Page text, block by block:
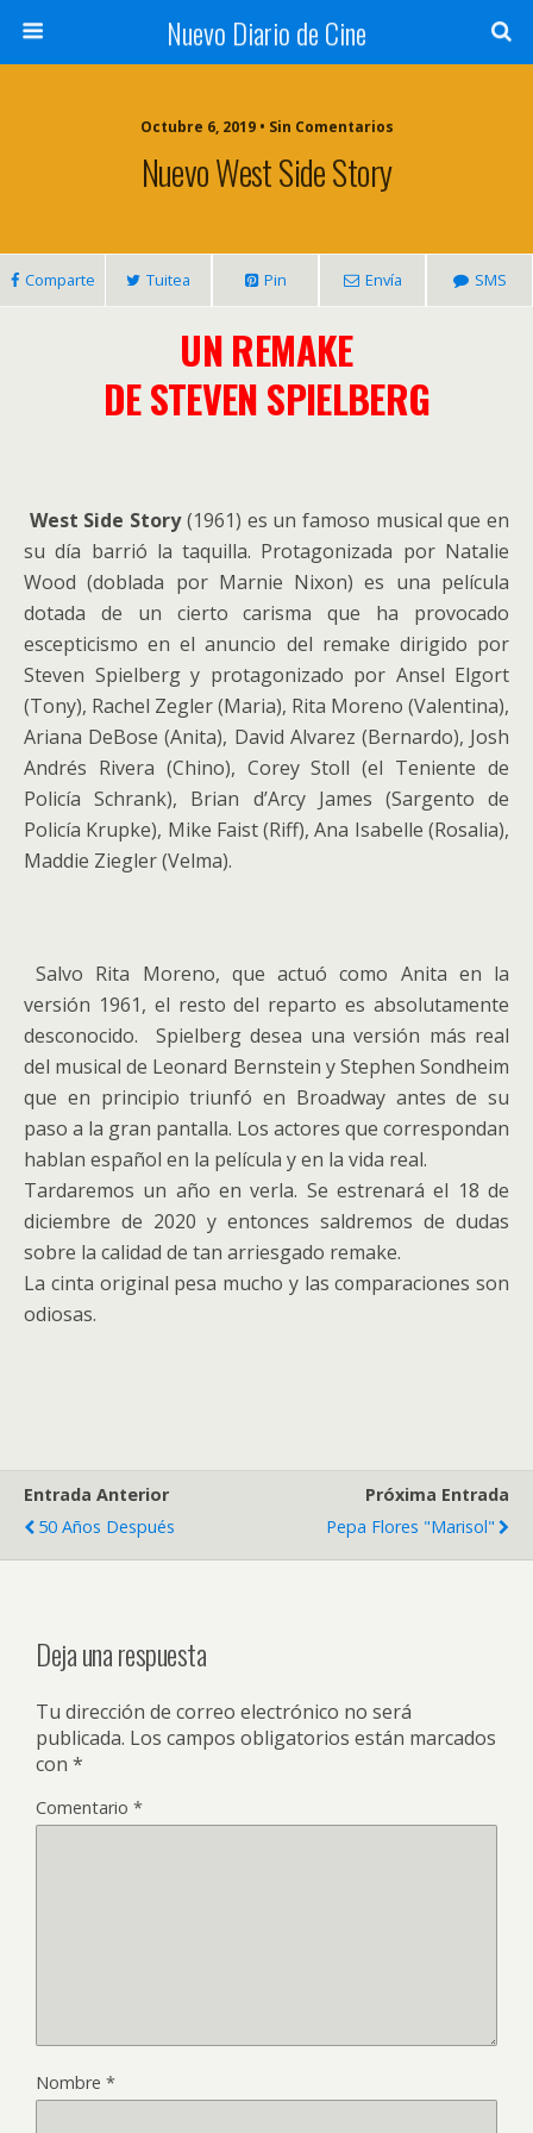
Nuevo Diario de Cine
Octubre 6, 2019 • Sin Comentarios
Nuevo West Side Story
Comparte Tuitea Pin Envía SMS
UN REMAKE
DE STEVEN SPIELBERG
West Side Story(1961) es un famoso musical que en
su día barrió la taquilla. Protagonizada por Natalie
Wood (doblada por Marnie Nixon) es una película
dotada de un cierto carisma que ha provocado
escepticismo en el anuncio del remake dirigido por
Steven Spielberg y protagonizado por Ansel Elgort
(Tony), Rachel Zegler (Maria), Rita Moreno (Valentina),
Ariana DeBose (Anita), David Alvarez (Bernardo), Josh
Andrés Rivera (Chino), Corey Stoll (el Teniente de
Policía Schrank), Brian d’Arcy James (Sargento de
Policía Krupke), Mike Faist (Riff), Ana Isabelle (Rosalia),
Maddie Ziegler (Velma).
Salvo Rita Moreno, que actuó como Anita en la
versión 1961, el resto del reparto es absolutamente
desconocido. Spielberg desea una versión más real
del musical de Leonard Bernstein y Stephen Sondheim
que en principio triunfó en Broadway antes de su
paso a la gran pantalla. Los actores que correspondan
hablan español en la película y en la vida real.
Tardaremos un año en verla. Se estrenará el 18 de
diciembre de 2020 y entonces saldremos de dudas
sobre la calidad de tan arriesgado remake.
La cinta original pesa mucho y las comparaciones son
odiosas.
Entrada Anterior
50 Años Después
Próxima Entrada
Pepa Flores "Marisol"
Deja una respuesta
Tu dirección de correo electrónico no será
publicada. Los campos obligatorios están marcados
con *
Comentario *
Nombre *